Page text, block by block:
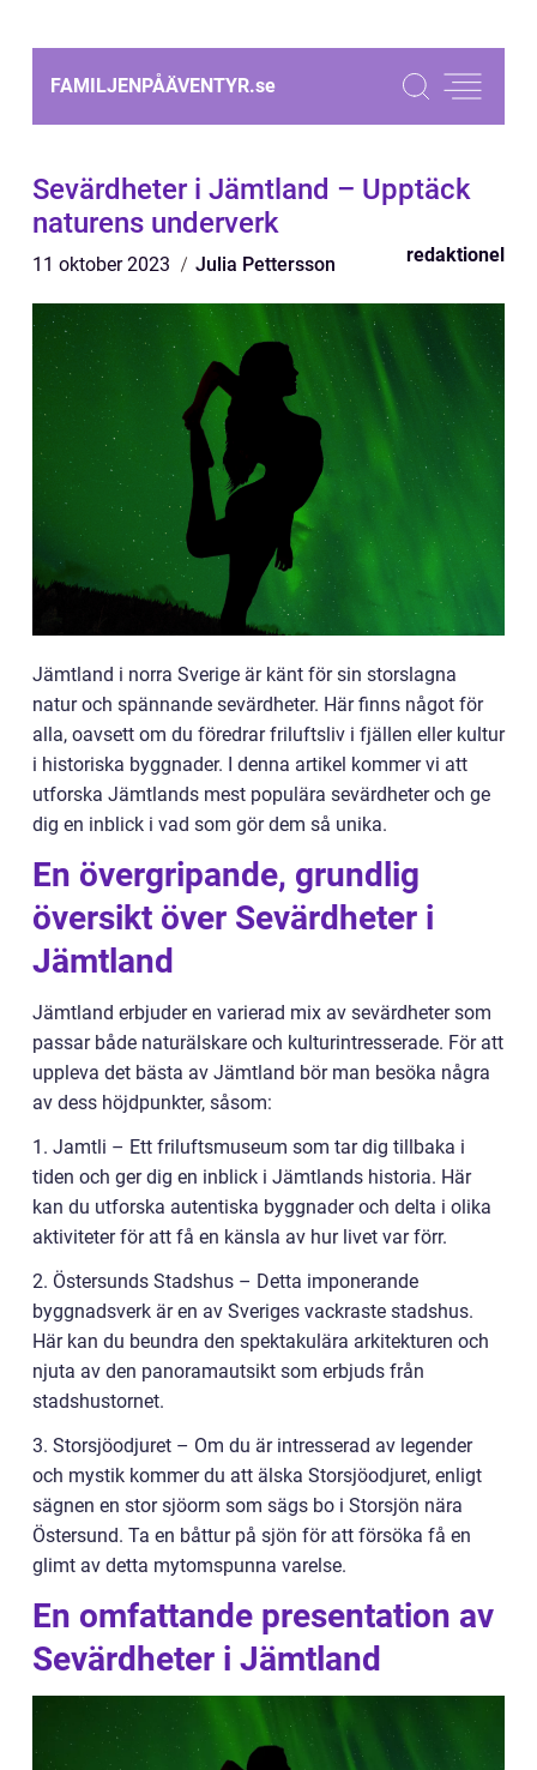
FAMILJENPÅÄVENTYR.se
Sevärdheter i Jämtland – Upptäck
naturens underverk
11 oktober 2023 Julia Pettersson redaktionel
Jämtland i norra Sverige är känt för sin storslagna
natur och spännande sevärdheter. Här finns något för
alla, oavsett om du föredrar friluftsliv i fjällen eller kultur
i historiska byggnader. I denna artikel kommer vi att
utforska Jämtlands mest populära sevärdheter och ge
dig en inblick i vad som gör dem så unika.
En övergripande, grundlig
översikt över Sevärdheter i
Jämtland
Jämtland erbjuder en varierad mix av sevärdheter som
passar både naturälskare och kulturintresserade. För att
uppleva det bästa av Jämtland bör man besöka några
av dess höjdpunkter, såsom:
1. Jamtli – Ett friluftsmuseum som tar dig tillbaka i
tiden och ger dig en inblick i Jämtlands historia. Här
kan du utforska autentiska byggnader och delta i olika
aktiviteter för att få en känsla av hur livet var förr.
2. Östersunds Stadshus – Detta imponerande
byggnadsverk är en av Sveriges vackraste stadshus.
Här kan du beundra den spektakulära arkitekturen och
njuta av den panoramautsikt som erbjuds från
stadshustornet.
3. Storsjöodjuret – Om du är intresserad av legender
och mystik kommer du att älska Storsjöodjuret, enligt
sägnen en stor sjöorm som sägs bo i Storsjön nära
Östersund. Ta en båttur på sjön för att försöka få en
glimt av detta mytomspunna varelse.
En omfattande presentation av
Sevärdheter i Jämtland